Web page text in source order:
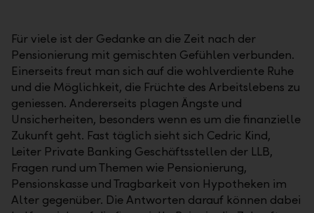
Für viele ist der Gedanke an die Zeit nach der
Pensionierung mit gemischten Gefühlen verbunden.
Einerseits freut man sich auf die wohlverdiente Ruhe
und die Möglichkeit, die Früchte des Arbeitslebens zu
geniessen. Andererseits plagen Ängste und
Unsicherheiten, besonders wenn es um die finanzielle
Zukunft geht. Fast täglich sieht sich Cedric Kind,
Leiter Private Banking Geschäftsstellen der LLB,
Fragen rund um Themen wie Pensionierung,
Pensionskasse und Tragbarkeit von Hypotheken im
Alter gegenüber. Die Antworten darauf können dabei